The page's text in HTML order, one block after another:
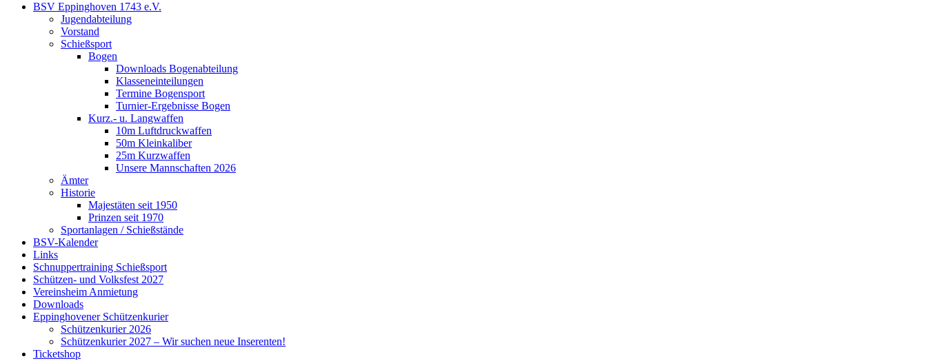
BSV Eppinghoven 1743 e.V.
Jugendabteilung
Vorstand
Schießsport
Bogen
Downloads Bogenabteilung
Klasseneinteilungen
Termine Bogensport
Turnier-Ergebnisse Bogen
Kurz.- u. Langwaffen
10m Luftdruckwaffen
50m Kleinkaliber
25m Kurzwaffen
Unsere Mannschaften 2026
Ämter
Historie
Majestäten seit 1950
Prinzen seit 1970
Sportanlagen / Schießstände
BSV-Kalender
Links
Schnuppertraining Schießsport
Schützen- und Volksfest 2027
Vereinsheim Anmietung
Downloads
Eppinghovener Schützenkurier
Schützenkurier 2026
Schützenkurier 2027 – Wir suchen neue Inserenten!
Ticketshop